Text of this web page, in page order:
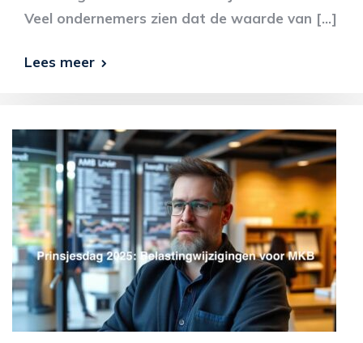
Veel ondernemers zien dat de waarde van […]
Lees meer